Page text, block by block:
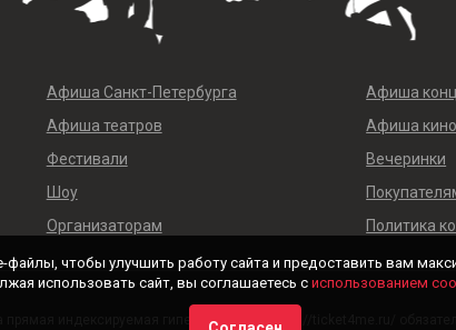
Афиша Санкт-Петербурга
Афиша
Афиша театров
Афиша кино
Фестивали
Вечеринки
Шоу
Организаторам
Политика
индексируемая гиперссылка на https://ticket4me.ru/
чтобы улучшить работу сайта и предоставить вам
использовать сайт, вы соглашаетесь с использованием